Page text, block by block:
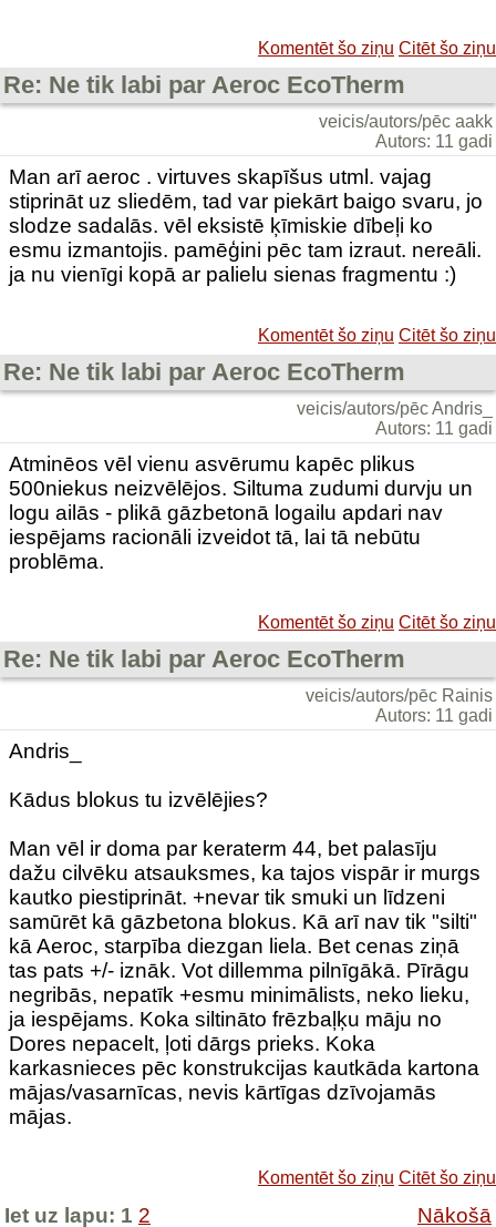
Komentēt šo ziņu Citēt šo ziņu
Re: Ne tik labi par Aeroc EcoTherm
veicis/autors/pēc aakk
Autors: 11 gadi
Man arī aeroc . virtuves skapīšus utml. vajag
stiprināt uz sliedēm, tad var piekārt baigo svaru, jo
slodze sadalās. vēl eksistē ķīmiskie dībeļi ko
esmu izmantojis. pamēģini pēc tam izraut. nereāli.
ja nu vienīgi kopā ar palielu sienas fragmentu :)
Komentēt šo ziņu Citēt šo ziņu
Re: Ne tik labi par Aeroc EcoTherm
veicis/autors/pēc Andris_
Autors: 11 gadi
Atminēos vēl vienu asvērumu kapēc plikus
500niekus neizvēlējos. Siltuma zudumi durvju un
logu ailās - plikā gāzbetonā logailu apdari nav
iespējams racionāli izveidot tā, lai tā nebūtu
problēma.
Komentēt šo ziņu Citēt šo ziņu
Re: Ne tik labi par Aeroc EcoTherm
veicis/autors/pēc Rainis
Autors: 11 gadi
Andris_
Kādus blokus tu izvēlējies?
Man vēl ir doma par keraterm 44, bet palasīju
dažu cilvēku atsauksmes, ka tajos vispār ir murgs
kautko piestiprināt. +nevar tik smuki un līdzeni
samūrēt kā gāzbetona blokus. Kā arī nav tik "silti"
kā Aeroc, starpība diezgan liela. Bet cenas ziņā
tas pats +/- iznāk. Vot dillemma pilnīgākā. Pīrāgu
negribās, nepatīk +esmu minimālists, neko lieku,
ja iespējams. Koka siltināto frēzbaļķu māju no
Dores nepacelt, ļoti dārgs prieks. Koka
karkasnieces pēc konstrukcijas kautkāda kartona
mājas/vasarnīcas, nevis kārtīgas dzīvojamās
mājas.
Komentēt šo ziņu Citēt šo ziņu
Iet uz lapu: 1 2 Nākošā